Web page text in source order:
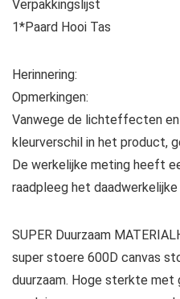
Verpakkingslijst
1*Paard Hooi Tas
Herinnering:
Opmerkingen:
Vanwege de lichteffecten en
kleurverschil in het product,
De werkelijke meting heeft
raadpleeg het
SUPER Duurzaam
super stoere 600D canvas
duurzaam. Hoge sterkte met